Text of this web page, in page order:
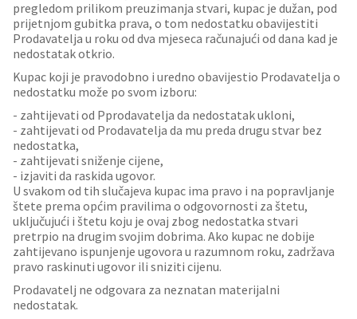
pregledom prilikom preuzimanja stvari, kupac je dužan, pod
prijetnjom gubitka prava, o tom nedostatku obavijestiti
Prodavatelja u roku od dva mjeseca računajući od dana kad je
nedostatak otkrio.
Kupac koji je pravodobno i uredno obavijestio Prodavatelja o
nedostatku može po svom izboru:
- zahtijevati od Pprodavatelja da nedostatak ukloni,
- zahtijevati od Prodavatelja da mu preda drugu stvar bez
nedostatka,
- zahtijevati sniženje cijene,
- izjaviti da raskida ugovor.
U svakom od tih slučajeva kupac ima pravo i na popravljanje
štete prema općim pravilima o odgovornosti za štetu,
uključujući i štetu koju je ovaj zbog nedostatka stvari
pretrpio na drugim svojim dobrima. Ako kupac ne dobije
zahtijevano ispunjenje ugovora u razumnom roku, zadržava
pravo raskinuti ugovor ili sniziti cijenu.
Prodavatelj ne odgovara za neznatan materijalni
nedostatak.